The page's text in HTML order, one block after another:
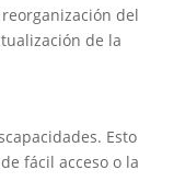
del
de la
Esto
fácil acceso o la